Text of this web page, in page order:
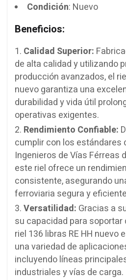
Condición: Nuevo
Beneficios:
Calidad Superior:
de alta calidad y utilizando
producción avanzados, el
nuevo garantiza una
durabilidad y vida útil
operativas exigentes.
Rendimiento Confiable:
cumplir con los estándares
Ingenieros de Vías Férreas
este riel ofrece un
consistente, asegurando
ferroviaria segura y
Versatilidad: Gracias a
su capacidad para soportar
riel 136 libras RE HH nuevo
una variedad de
incluyendo líneas
industriales y vías de carga.